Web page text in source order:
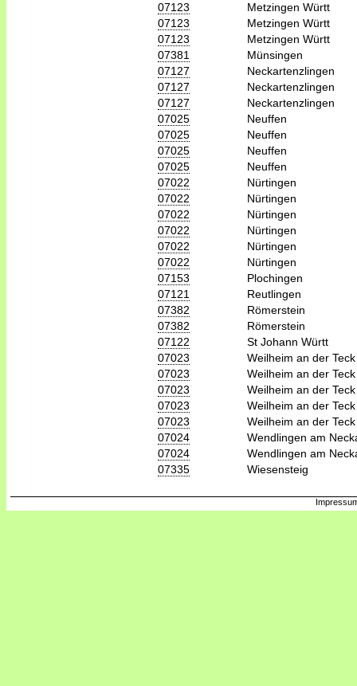
07123
Metzingen Württ
07123
Metzingen Württ
07123
Metzingen Württ
07381
Münsingen
07127
Neckartenzlingen
07127
Neckartenzlingen
07127
Neckartenzlingen
07025
Neuffen
07025
Neuffen
07025
Neuffen
07025
Neuffen
07022
Nürtingen
07022
Nürtingen
07022
Nürtingen
07022
Nürtingen
07022
Nürtingen
07022
Nürtingen
07153
Plochingen
07121
Reutlingen
07382
Römerstein
07382
Römerstein
07122
St Johann Württ
07023
Weilheim an der Teck
07023
Weilheim an der Teck
07023
Weilheim an der Teck
07023
Weilheim an der Teck
07023
Weilheim an der Teck
07024
Wendlingen am
07024
Wendlingen am
07335
Wiesensteig